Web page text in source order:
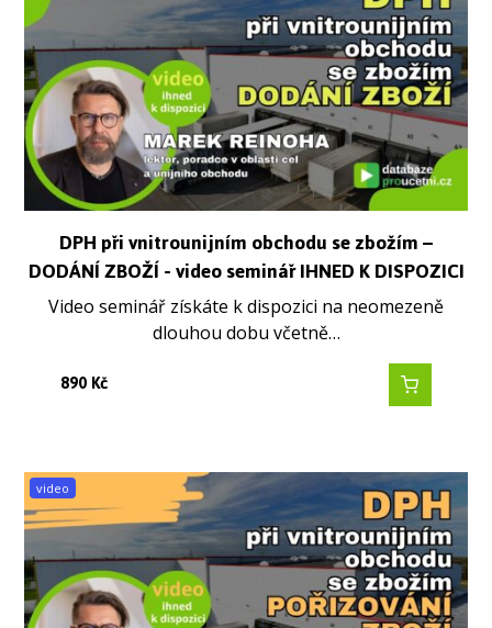
DPH při vnitrounijním obchodu se zbožím –
DODÁNÍ ZBOŽÍ - video seminář IHNED K DISPOZICI
Video seminář získáte k dispozici na neomezeně
dlouhou dobu včetně…
890Kč
video